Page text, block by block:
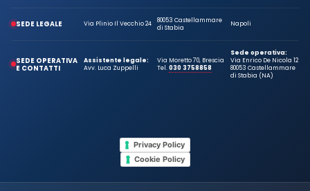
SEDE LEGALE Via Plinio Il Vecchio 24
80053 Castellammare
di Stabia
Napoli
SEDE OPERATIVA
E CONTATTI
Assistente legale:
Avv. Luca Zuppelli
Via Moretto 70, Brescia
Tel.030 3758858
Sede operativa:
Via Enrico De Nicola 12
80053 Castellammare
di Stabia (NA)
Privacy Policy
Cookie Policy